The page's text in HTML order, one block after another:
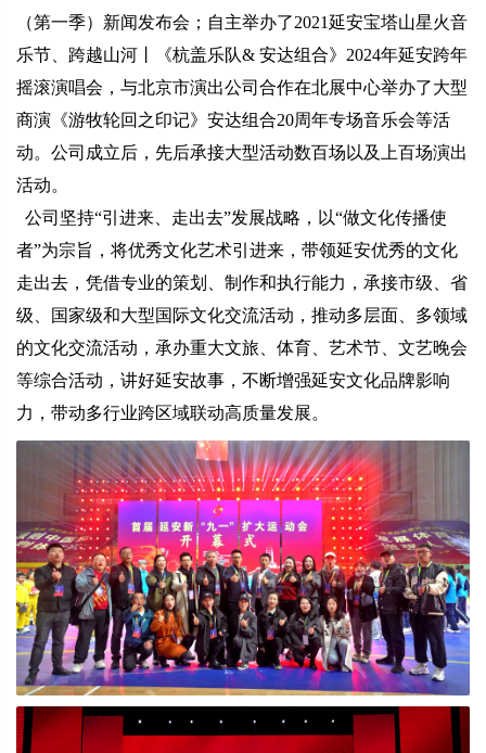
（第一季）新闻发布会；自主举办了2021延安宝塔山星火音
乐节、跨越山河丨《杭盖乐队& 安达组合》2024年延安跨年
摇滚演唱会，与北京市演出公司合作在北展中心举办了大型
商演《游牧轮回之印记》安达组合20周年专场音乐会等活
动。公司成立后，先后承接大型活动数百场以及上百场演出
活动。
公司坚持“引进来、走出去”发展战略，以“做文化传播使
者”为宗旨，将优秀文化艺术引进来，带领延安优秀的文化
走出去，凭借专业的策划、制作和执行能力，承接市级、省
级、国家级和大型国际文化交流活动，推动多层面、多领域
的文化交流活动，承办重大文旅、体育、艺术节、文艺晚会
等综合活动，讲好延安故事，不断增强延安文化品牌影响
力，带动多行业跨区域联动高质量发展。